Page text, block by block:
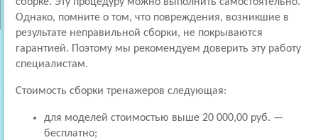
Однако, помните о том, что повреждения, возникшие в
результате неправильной сборки, не покрываются
гарантией. Поэтому мы рекомендуем доверить эту работу
специалистам.
Стоимость сборки тренажеров следующая:
для моделей стоимостью выше 20 000,00 руб. —
бесплатно;